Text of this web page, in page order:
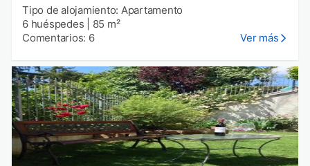
Tipo de alojamiento: Apartamento
6 huéspedes
85 m²
Comentarios: 6
Ver más